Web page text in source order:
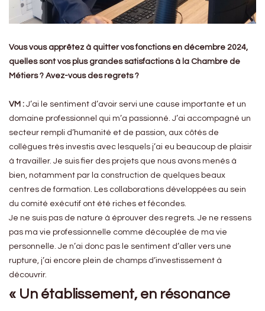
Vous vous apprêtez à quitter vos fonctions en décembre 2024,
quelles sont vos plus grandes satisfactions à la Chambre de
Métiers ? Avez-vous des regrets ?
VM : J’ai le sentiment d’avoir servi une cause importante et un
domaine professionnel qui m’a passionné. J’ai accompagné un
secteur rempli d’humanité et de passion, aux côtés de
collègues très investis avec lesquels j’ai eu beaucoup de plaisir
à travailler. Je suis fier des projets que nous avons menés à
bien, notamment par la construction de quelques beaux
centres de formation. Les collaborations développées au sein
du comité exécutif ont été riches et fécondes.
Je ne suis pas de nature à éprouver des regrets. Je ne ressens
pas ma vie professionnelle comme découplée de ma vie
personnelle. Je n’ai donc pas le sentiment d’aller vers une
rupture, j’ai encore plein de champs d’investissement à
découvrir.
« Un établissement, en résonance